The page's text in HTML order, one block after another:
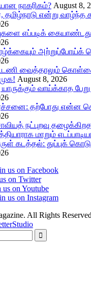
நாகரிகம்? August 8,
தமிழ்நாடு என்று
எப்படிக்
அற்றுப்போய்க்
வைத்தாலும்
August 8, 2026
யாருக்கும் வாய்க்காத
தற்போது என்ன
நட்புறவு
மாறும்
கடத்தல்: துப்புக்
us on Facebook
on Twitter
us on Youtube
us on Instagram
All Rights